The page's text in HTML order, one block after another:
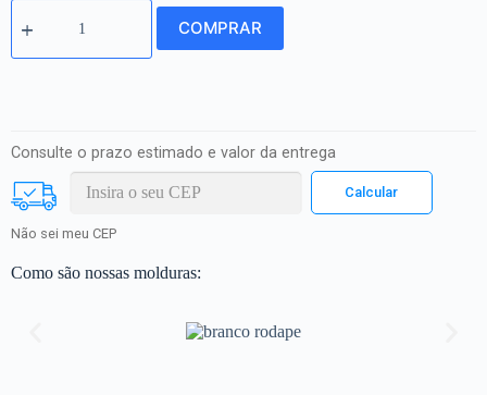
COMPRAR
Consulte o prazo estimado e valor da entrega
Não sei meu CEP
Como são nossas molduras: